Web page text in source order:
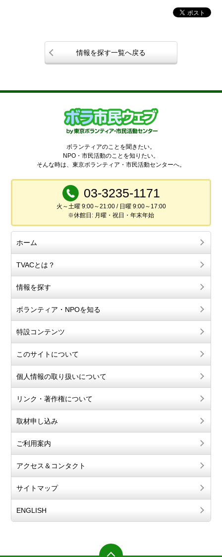
情報を探す一覧へ戻る
ボランティアのことを聞きたい。
NPO・市民活動のことを知りたい。
そんな時は、東京ボランティア・市民活動センターへ。
03-3235-1171
火～土曜 9:00～21:00 / 日曜 9:00～17:00
※休館日: 月曜・祝日・年末年始
ホーム
TVACとは？
情報を探す
ボランティア・NPOを知る
特設コンテンツ
このサイトについて
個人情報の取り扱いについて
リンク・著作権について
取材申し込み
ご利用案内
アクセス＆コンタクト
サイトマップ
ENGLISH